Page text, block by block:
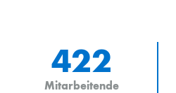
422
Mitarbeitende